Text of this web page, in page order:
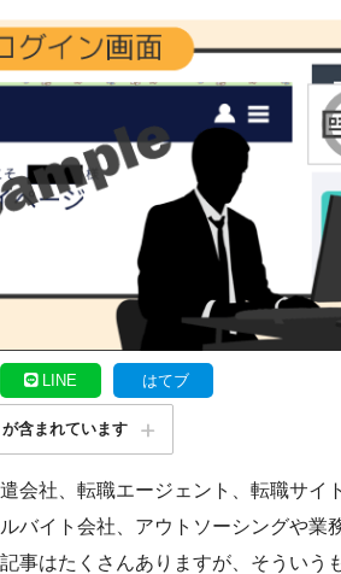
LINE はてブ
が含まれています
会社、転職エージェント、転職サイ
バイト会社、アウトソーシングや
事はたくさんありますが、そういう